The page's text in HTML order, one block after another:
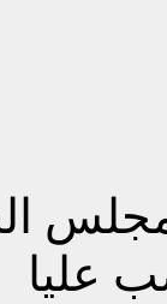
مجلس
عليا